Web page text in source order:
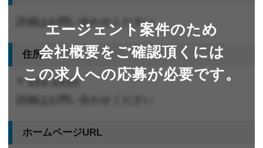
エージェント案件のため
会社概要をご確認頂くには
この求人への応募が必要です。
詳細はお問い合わせください
住所
〒XXX-XXXX
ホームページURL